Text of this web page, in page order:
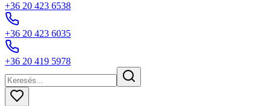
+36 20 423 6538
+36 20 423 6035
+36 20 419 5978